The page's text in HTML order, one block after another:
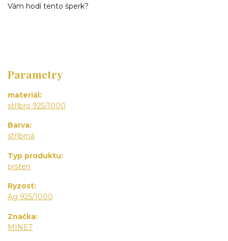
Vám hodí tento šperk?
Parametry
materiál
stříbro 925/1000
Barva
stříbrná
Typ produktu
prsten
Ryzost
Ag 925/1000
Značka
MINET